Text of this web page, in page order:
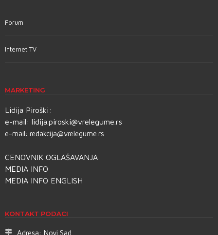
Forum
Internet TV
MARKETING
Lidija Piroški:
e-mail: lidija.piroski@vrelegume.rs
e-mail: redakcija@vrelegume.rs
CENOVNIK OGLAŠAVANJA
MEDIA INFO
MEDIA INFO ENGLISH
KONTAKT PODACI
Adresa: Novi Sad